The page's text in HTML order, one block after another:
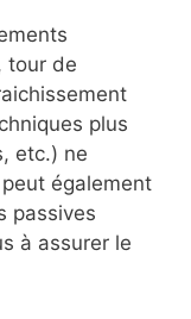
tour de
plus
etc.) ne
également
passives
à assurer le